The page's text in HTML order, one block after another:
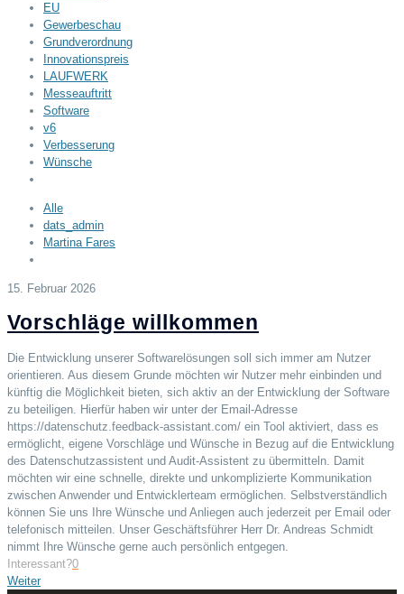
EU
Gewerbeschau
Grundverordnung
Innovationspreis
LAUFWERK
Messeauftritt
Software
v6
Verbesserung
Wünsche
Alle
dats_admin
Martina Fares
15. Februar 2026
Vorschläge willkommen
Die Entwicklung unserer Softwarelösungen soll sich immer am Nutzer
orientieren. Aus diesem Grunde möchten wir Nutzer mehr einbinden und
künftig die Möglichkeit bieten, sich aktiv an der Entwicklung der Software
zu beteiligen. Hierfür haben wir unter der Email-Adresse
https://datenschutz.feedback-assistant.com/ ein Tool aktiviert, dass es
ermöglicht, eigene Vorschläge und Wünsche in Bezug auf die Entwicklung
des Datenschutzassistent und Audit-Assistent zu übermitteln. Damit
möchten wir eine schnelle, direkte und unkomplizierte Kommunikation
zwischen Anwender und Entwicklerteam ermöglichen. Selbstverständlich
können Sie uns Ihre Wünsche und Anliegen auch jederzeit per Email oder
telefonisch mitteilen. Unser Geschäftsführer Herr Dr. Andreas Schmidt
nimmt Ihre Wünsche gerne auch persönlich entgegen.
Interessant?0
Weiter